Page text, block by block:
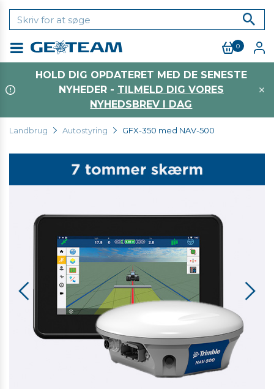
0
HOLD DIG OPDATERET MED DE SENESTE
NYHEDER - TILMELD DIG VORES
NYHEDSBREV I DAG
Landbrug Autostyring GFX-350 med NAV-500